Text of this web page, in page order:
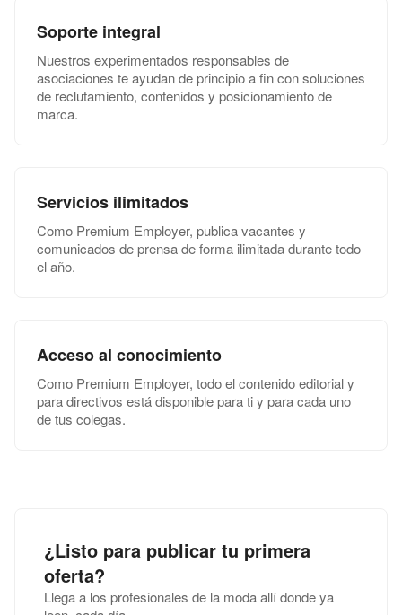
Soporte integral
Nuestros experimentados responsables de
asociaciones te ayudan de principio a fin con soluciones
de reclutamiento, contenidos y posicionamiento de
marca.
Servicios ilimitados
Como Premium Employer, publica vacantes y
comunicados de prensa de forma ilimitada durante todo
el año.
Acceso al conocimiento
Como Premium Employer, todo el contenido editorial y
para directivos está disponible para ti y para cada uno
de tus colegas.
¿Listo para publicar tu primera
oferta?
Llega a los profesionales de la moda allí donde ya